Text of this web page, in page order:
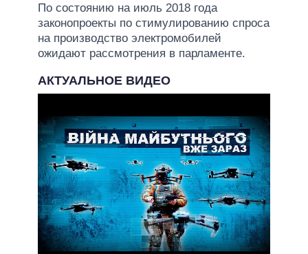
По состоянию на июль 2018 года
законопроекты по стимулированию спроса
на производство электромобилей
ожидают рассмотрения в парламенте.
АКТУАЛЬНОЕ ВИДЕО